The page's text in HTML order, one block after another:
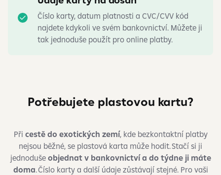
Číslo karty, datum platnosti a CVC/CVV kód
najdete kdykoli ve svém bankovnictví. Můžete ji
tak jednoduše použít pro online platby.
Potřebujete plastovou kartu?
Při cestě do exotických zemí, kde bezkontaktní platby
nejsou běžné, se plastová karta může hodit. Stačí si ji
jednoduše objednat v bankovnictví a do týdne ji máte
doma. Číslo karty a další údaje zůstávají stejné. Pro vaši